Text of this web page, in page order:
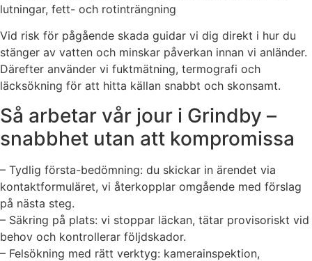
lutningar, fett- och rotinträngning
Vid risk för pågående skada guidar vi dig direkt i hur du
stänger av vatten och minskar påverkan innan vi anländer.
Därefter använder vi fuktmätning, termografi och
läcksökning för att hitta källan snabbt och skonsamt.
Så arbetar vår jour i Grindby –
snabbhet utan att kompromissa
– Tydlig första-bedömning: du skickar in ärendet via
kontaktformuläret, vi återkopplar omgående med förslag
på nästa steg.
– Säkring på plats: vi stoppar läckan, tätar provisoriskt vid
behov och kontrollerar följdskador.
– Felsökning med rätt verktyg: kamerainspektion,